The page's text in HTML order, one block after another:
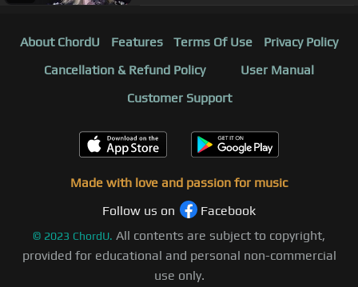
About ChordU Features Terms Of Use
Privacy Policy
Cancellation & Refund Policy
User Manual
Customer Support
Made with love and passion for music
Follow us on
Facebook
© 2023 ChordU. All contents are subject to copyright,
provided for educational and personal non-commercial
use only.